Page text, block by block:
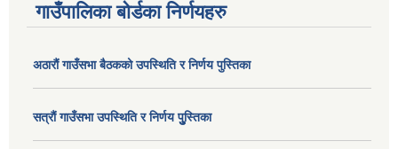
गाउँपालिका बोर्डका निर्णयहरु
अठाराैं गाउँसभा बैठकको उपस्थिति र निर्णय पुस्तिका
सत्राैं गाउँसभा उपस्थिति र निर्णय पुु्स्तिका